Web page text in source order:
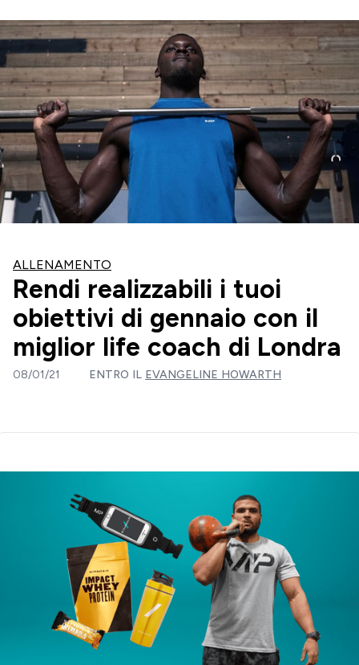
ALLENAMENTO
Rendi realizzabili i tuoi
obiettivi di gennaio con il
miglior life coach di Londra
08/01/21 ENTRO IL EVANGELINE HOWARTH